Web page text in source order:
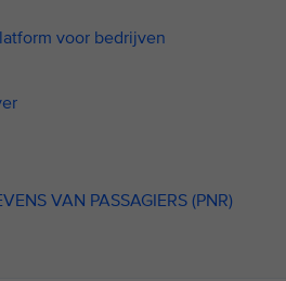
voor bedrijven
VAN PASSAGIERS (PNR)